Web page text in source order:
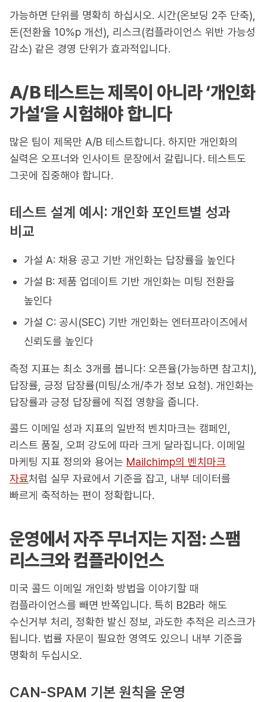
가능하면 단위를 명확히 하십시오. 시간(온보딩 2주 단축),
돈(전환율 10%p 개선), 리스크(컴플라이언스 위반 가능성
감소) 같은 경영 단위가 효과적입니다.
A/B 테스트는 제목이 아니라 ‘개인화
가설’을 시험해야 합니다
많은 팀이 제목만 A/B 테스트합니다. 하지만 개인화의
실력은 오프너와 인사이트 문장에서 갈립니다. 테스트도
그곳에 집중해야 합니다.
테스트 설계 예시: 개인화 포인트별 성과
비교
가설 A: 채용 공고 기반 개인화는 답장률을 높인다
가설 B: 제품 업데이트 기반 개인화는 미팅 전환을
높인다
가설 C: 공시(SEC) 기반 개인화는 엔터프라이즈에서
신뢰도를 높인다
측정 지표는 최소 3개를 봅니다: 오픈율(가능하면 참고치),
답장률, 긍정 답장률(미팅/소개/추가 정보 요청). 개인화는
답장률과 긍정 답장률에 직접 영향을 줍니다.
콜드 이메일 성과 지표의 일반적 벤치마크는 캠페인,
리스트 품질, 오퍼 강도에 따라 크게 달라집니다. 이메일
마케팅 지표 정의와 용어는 Mailchimp의 벤치마크
자료처럼 실무 자료에서 기준을 잡고, 내부 데이터를
빠르게 축적하는 편이 정확합니다.
운영에서 자주 무너지는 지점: 스팸
리스크와 컴플라이언스
미국 콜드 이메일 개인화 방법을 이야기할 때
컴플라이언스를 빼면 반쪽입니다. 특히 B2B라 해도
수신거부 처리, 정확한 발신 정보, 과도한 추적은 리스크가
됩니다. 법률 자문이 필요한 영역도 있으니 내부 기준을
명확히 두십시오.
CAN-SPAM 기본 원칙을 운영